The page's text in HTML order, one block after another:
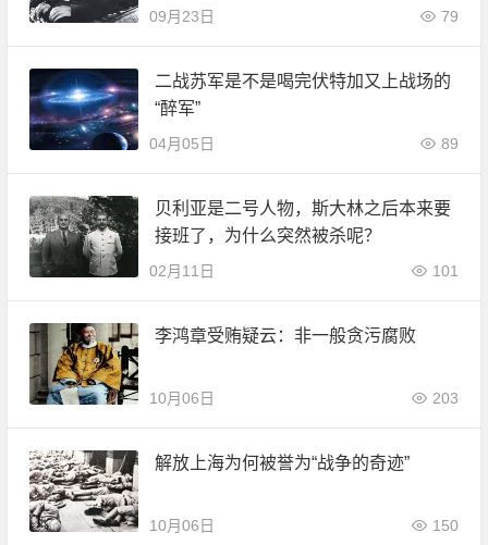
09月23日 79
二战苏军是不是喝完伏特加又上战场的
“醉军”
04月05日 89
贝利亚是二号人物，斯大林之后本来要
接班了，为什么突然被杀呢？
02月11日 101
李鸿章受贿疑云：非一般贪污腐败
10月06日 203
解放上海为何被誉为“战争的奇迹”
10月06日 150